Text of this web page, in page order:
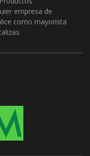
empresa de
como mayorista